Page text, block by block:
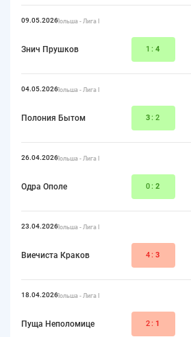
09.05.2026Польша - Лига I
Знич Прушков 1: 4
04.05.2026Польша - Лига I
Полония Бытом 3:2
26.04.2026Польша - Лига I
Одра Ополе 0: 2
23.04.2026Польша - Лига I
Виечиста Краков 4: 3
18.04.2026Польша - Лига I
Пуща Неполомице 2: 1